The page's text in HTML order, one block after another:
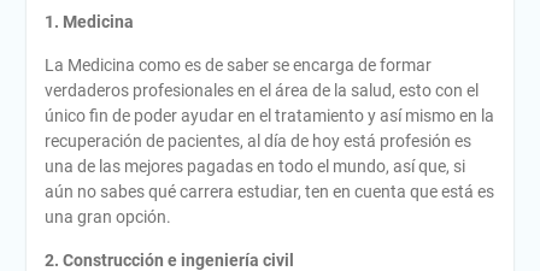
1. Medicina
La Medicina como es de saber se encarga de formar
verdaderos profesionales en el área de la salud, esto con el
único fin de poder ayudar en el tratamiento y así mismo en la
recuperación de pacientes, al día de hoy está profesión es
una de las mejores pagadas en todo el mundo, así que, si
aún no sabes qué carrera estudiar, ten en cuenta que está es
una gran opción.
2. Construcción e ingeniería civil